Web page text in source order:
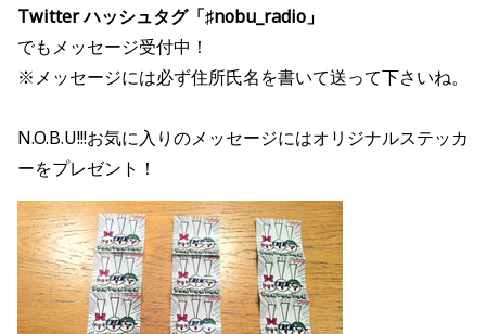
Twitter ハッシュタグ「♯nobu_radio」
でもメッセージ受付中！
※メッセージには必ず住所氏名を書いて送って下さいね。
N.O.B.U!!!お気に入りのメッセージにはオリジナルステッカ
ーをプレゼント！